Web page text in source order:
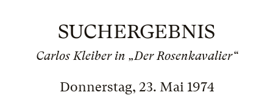
SUCHERGEBNIS
Carlos Kleiber in „Der Rosenkavalier“
Donnerstag, 23. Mai 1974